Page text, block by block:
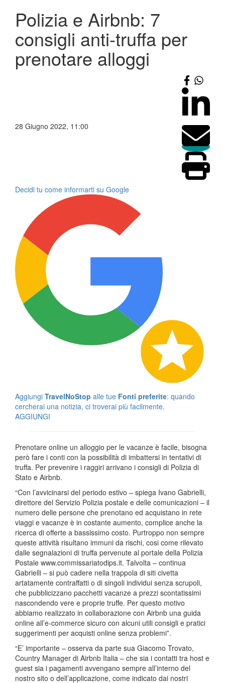
Polizia e Airbnb: 7
consigli anti-truffa per
prenotare alloggi
28 Giugno 2022, 11:00
Decidi tu come informarti su Google
Aggiungi TravelNoStop alle tue Fonti preferite: quando
cercherai una notizia, ci troverai più facilmente.
AGGIUNGI
Prenotare online un alloggio per le vacanze è facile, bisogna
però fare i conti con la possibilità di imbattersi in tentativi di
truffa. Per prevenire i raggiri arrivano i consigli di Polizia di
Stato e Airbnb.
“Con l’avvicinarsi del periodo estivo – spiega Ivano Gabrielli,
direttore del Servizio Polizia postale e delle comunicazioni – il
numero delle persone che prenotano ed acquistano in rete
viaggi e vacanze è in costante aumento, complice anche la
ricerca di offerte a bassissimo costo. Purtroppo non sempre
queste attività risultano immuni da rischi, cosi come rilevato
dalle segnalazioni di truffa pervenute al portale della Polizia
Postale www.commissariatodips.it. Talvolta – continua
Gabrielli – si può cadere nella trappola di siti civetta
artatamente contraffatti o di singoli individui senza scrupoli,
che pubblicizzano pacchetti vacanze a prezzi scontatissimi
nascondendo vere e proprie truffe. Per questo motivo
abbiamo realizzato in collaborazione con Airbnb una guida
online all’e-commerce sicuro con alcuni utili consigli e pratici
suggerimenti per acquisti online senza problemi”.
“E’ importante – osserva da parte sua Giacomo Trovato,
Country Manager di Airbnb Italia – che sia i contatti tra host e
guest sia i pagamenti avvengano sempre all’interno del
nostro sito o dell’applicazione, come indicato dai nostri